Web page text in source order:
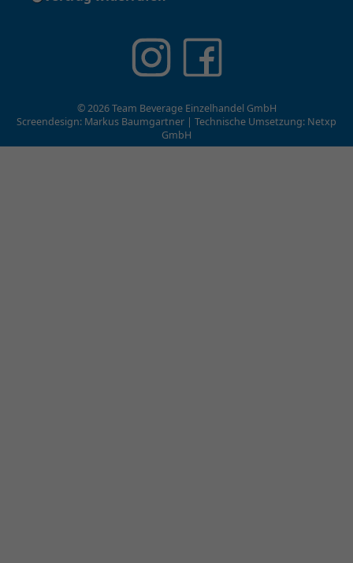
© 2026 Team Beverage Einzelhandel GmbH
Screendesign: Markus Baumgartner | Technische Umsetzung: Netxp
GmbH